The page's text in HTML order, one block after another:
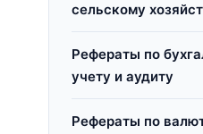
сельскому
Рефераты по
учету и аудиту
Рефераты по